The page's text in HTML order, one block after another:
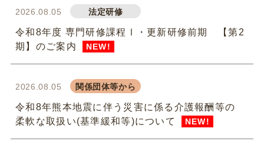
2026.08.05 法定研修
令和8年度 専門研修課程Ⅰ・更新研修前期 【第2
期】のご案内
NEW!
2026.08.05 関係団体等から
令和8年熊本地震に伴う災害に係る介護報酬等の
柔軟な取扱い(基準緩和等)について
NEW!